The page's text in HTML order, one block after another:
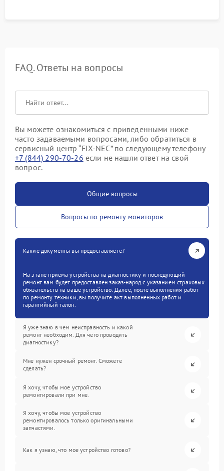
FAQ. Ответы на вопросы
Вы можете ознакомиться с приведенными ниже
часто задаваемыми вопросами, либо обратиться в
сервисный центр “FIX-NEC” по следующему телефону
+7 (844) 290-70-26 если не нашли ответ на свой
вопрос.
Общие вопросы
Вопросы по ремонту мониторов
Какие документы вы предоставляете?
На этапе приема устройства на диагностику и последующий
ремонт вам будет предоставлен заказ-наряд с указанием страховых
обязательств на ваше устройство. Далее, после выполнения работ
по ремонту техники, вы получите акт выполненных работ и
гарантийный талон.
Я уже знаю в чем неисправность и какой
ремонт необходим. Для чего проводить
диагностику?
Мне нужен срочный ремонт. Сможете
сделать?
Я хочу, чтобы мое устройство
ремонтировали при мне.
Я хочу, чтобы мое устройство
ремонтировалось только оригинальными
запчастями.
Как я узнаю, что мое устройство готово?